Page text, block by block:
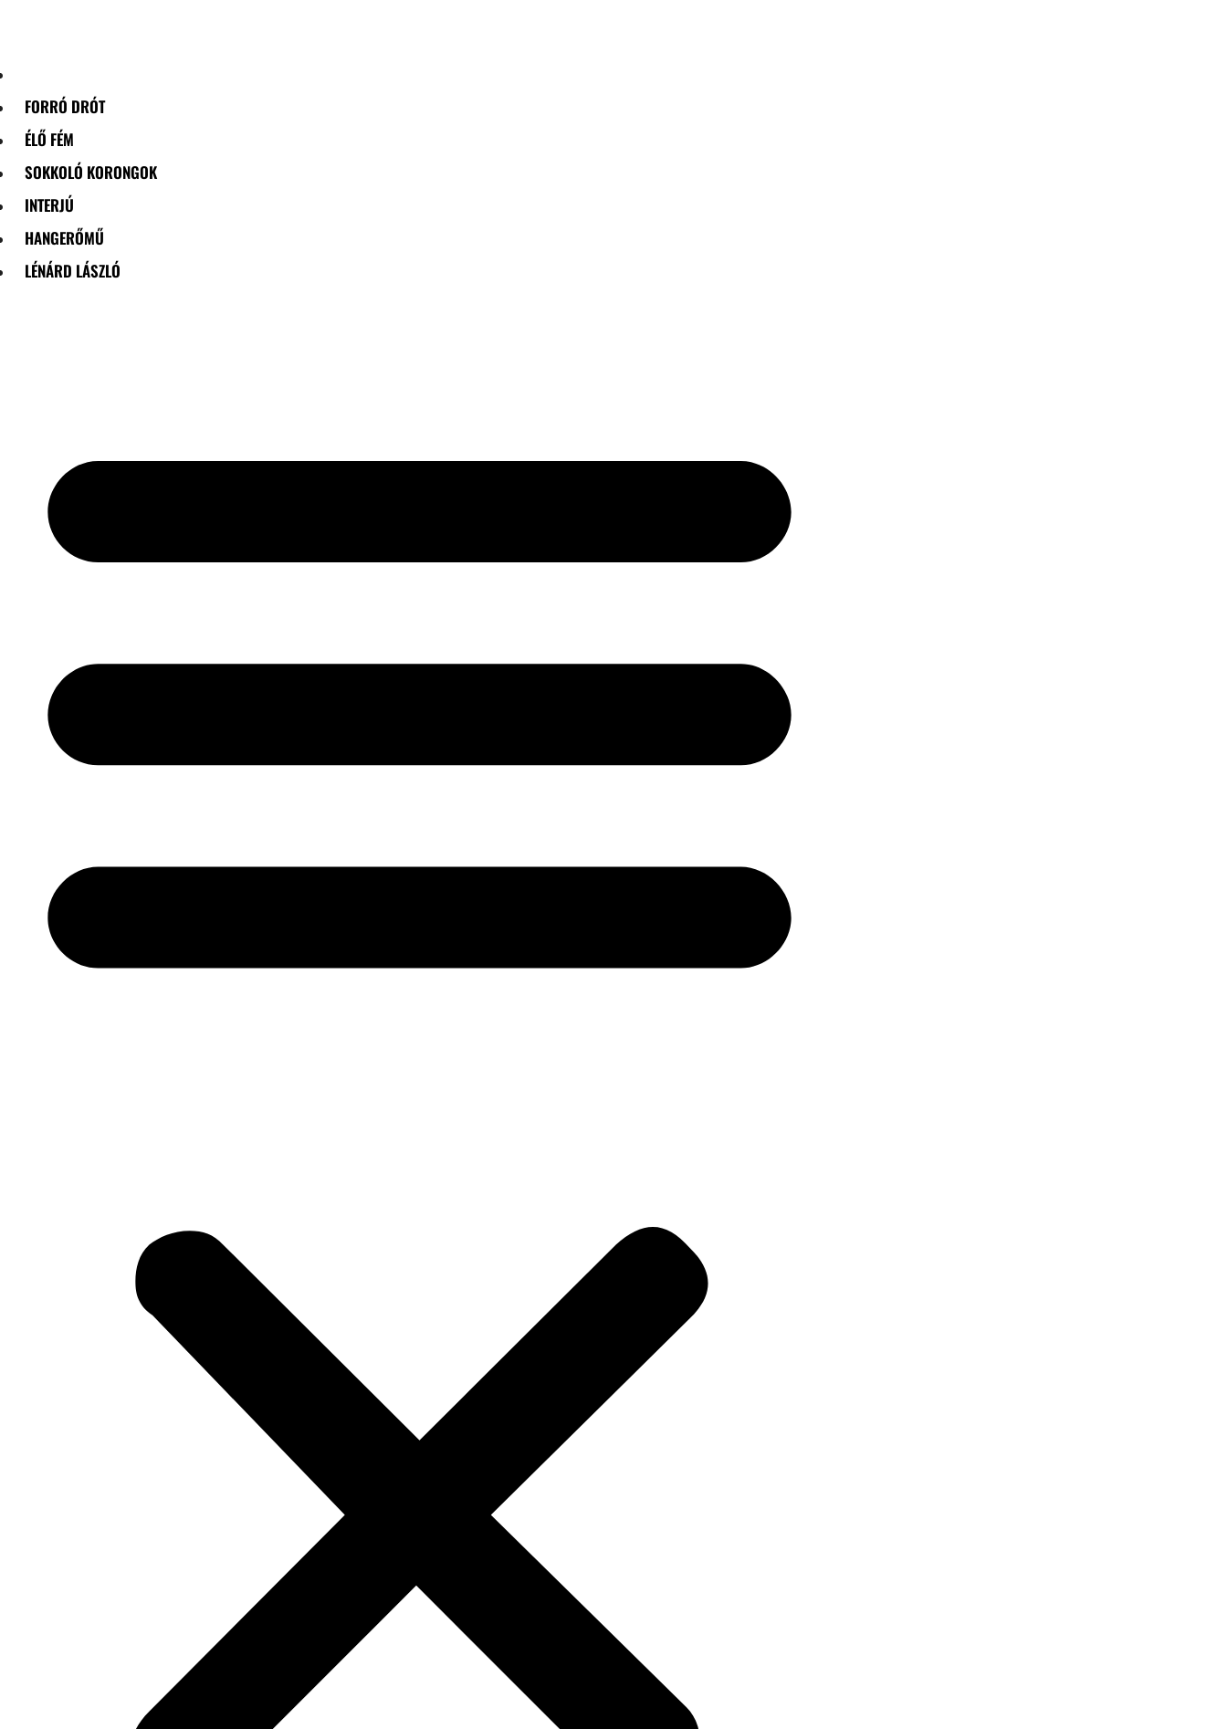
FORRÓ DRÓT
ÉLŐ FÉM
SOKKOLÓ KORONGOK
INTERJÚ
HANGERŐMŰ
LÉNÁRD LÁSZLÓ